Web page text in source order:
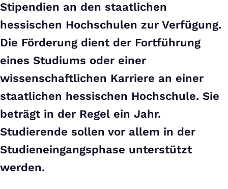
Stipendien an den staatlichen
hessischen Hochschulen zur Verfügung.
Die Förderung dient der Fortführung
eines Studiums oder einer
wissenschaftlichen Karriere an einer
staatlichen hessischen Hochschule. Sie
beträgt in der Regel ein Jahr.
Studierende sollen vor allem in der
Studieneingangsphase unterstützt
werden.